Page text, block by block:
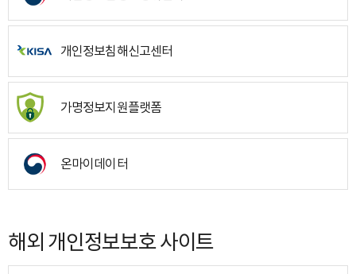
개인정보침해신고센터
가명정보지원플랫폼
온마이데이터
해외 개인정보보호 사이트